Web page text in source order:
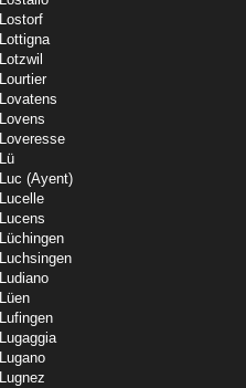
Lostorf
Lottigna
Lotzwil
Lourtier
Lovatens
Lovens
Loveresse
Lü
Luc (Ayent)
Lucelle
Lucens
Lüchingen
Luchsingen
Ludiano
Lüen
Lufingen
Lugaggia
Lugano
Lugnez